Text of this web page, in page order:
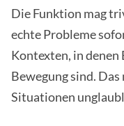
Die Funktion mag
echte Probleme
Kontexten, in
Bewegung sind.
Situationen